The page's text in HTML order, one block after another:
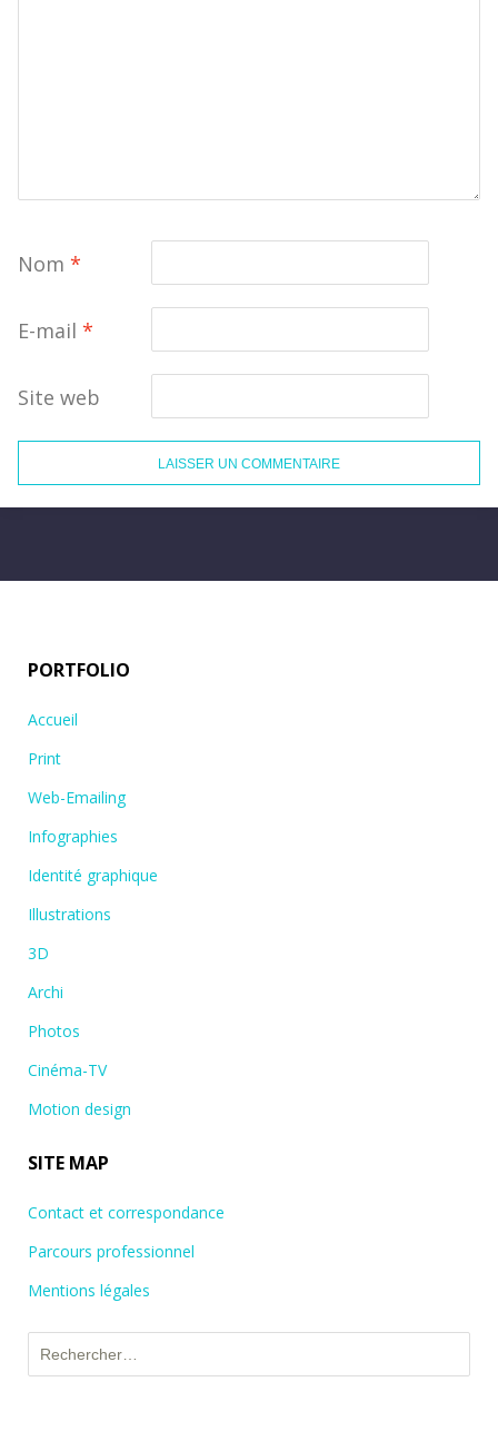
Nom *
E-mail *
Site web
PORTFOLIO
Accueil
Print
Web-Emailing
Infographies
Identité graphique
Illustrations
3D
Archi
Photos
Cinéma-TV
Motion design
SITE MAP
Contact et correspondance
Parcours professionnel
Mentions légales
Rechercher :